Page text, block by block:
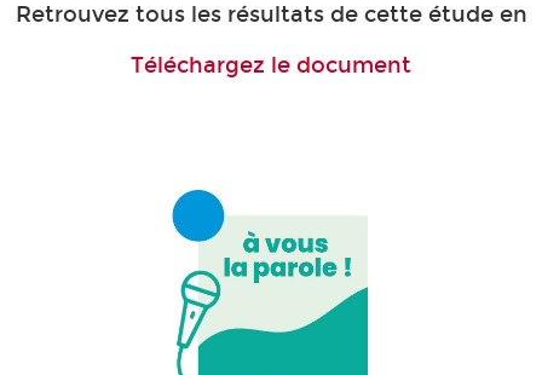
Retrouvez tous les résultats de cette étude en
Téléchargez le document